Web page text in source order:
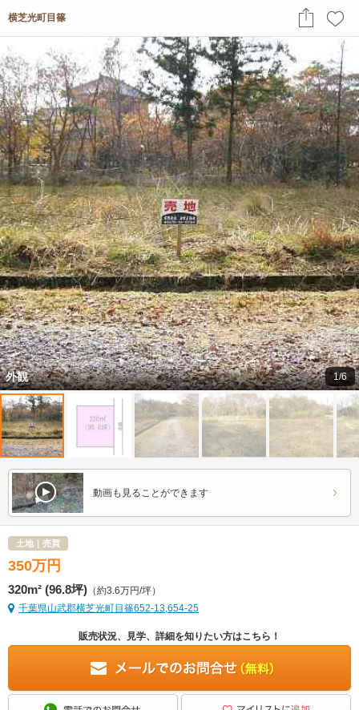
外観 1/6
動画も見ることができます
横芝光町目篠
土地｜売買
350万 円
320m² (96.8坪) （約3.6万円/坪）
千葉県山武郡横芝光町目篠652-13,654-25
販売状況、見学、詳細を知りたい方はこちら！